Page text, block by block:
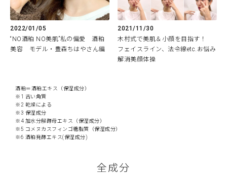
2022/01/05
“NO酒粕 NO美肌”私の偏愛 酒粕
美容 モデル・豊森ちはやさん編
2021/11/30
木村式で美肌＆小顔を目指す！
フェイスライン、法令線etc.お悩み
解消美顔体操
酒粕＝酒粕エキス（保湿成分）
※1 古い角質
※2 乾燥による
※3 保湿成分
※4 加水分解酵母エキス（保湿成分）
※5 コメヌカスフィンゴ糖脂質（保湿成分）
※6 酒粕発酵エキス(保湿成分)
全成分